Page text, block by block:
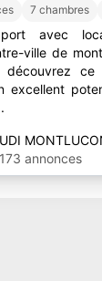
7 chambres
avec
ville de
découvrez
excellent
UDI
173 annonces